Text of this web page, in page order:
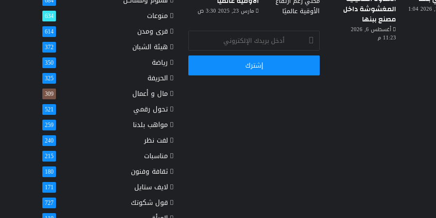
أغسطس 7, 2026 1:04
المغشوشة داخل
مصنع ببنها
أغسطس 6, 2026
11:23 م
مارس 23, 2025 3:30 ص
أدخل
بريدك
الإلكتروني
منوعات 634
قرى ومدن 614
هيئة الشبان 372
رياضة 350
الحريفة 325
مال و أعمال 309
تحول رقمي 521
مواهب بلدنا 259
لفت نظر 240
مناسبات 215
ثقافة وفنون 180
لايف ستايل 171
قول شكوتك 727